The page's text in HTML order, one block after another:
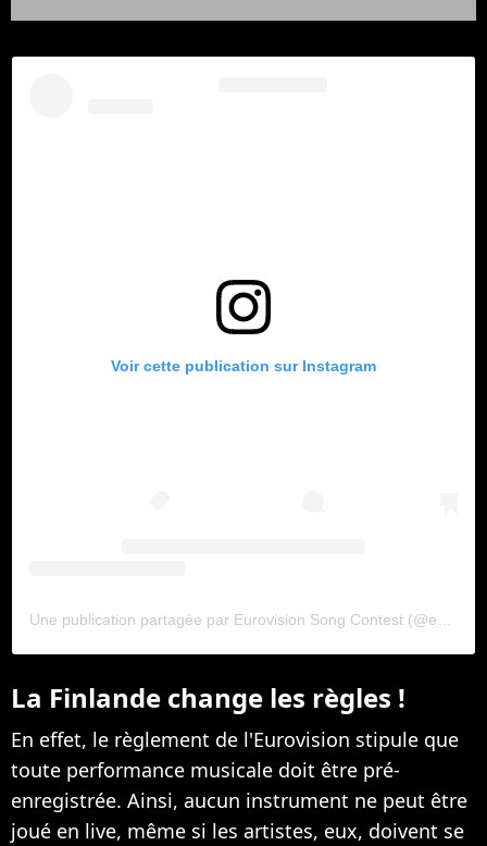
Voir cette publication sur Instagram
Une publication partagée par Eurovision Song Contest (@eurovision)
La Finlande change les règles !
En effet, le règlement de l'Eurovision stipule que
toute performance musicale doit être pré-
enregistrée. Ainsi, aucun instrument ne peut être
joué en live, même si les artistes, eux, doivent se